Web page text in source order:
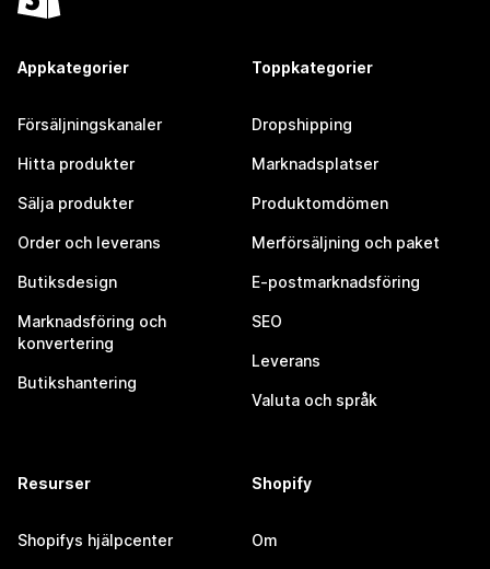
Appkategorier
Försäljningskanaler
Hitta produkter
Sälja produkter
Order och leverans
Butiksdesign
Marknadsföring och
konvertering
Butikshantering
Toppkategorier
Dropshipping
Marknadsplatser
Produktomdömen
Merförsäljning och paket
E-postmarknadsföring
SEO
Leverans
Valuta och språk
Resurser
Shopifys hjälpcenter
Shopify
Om